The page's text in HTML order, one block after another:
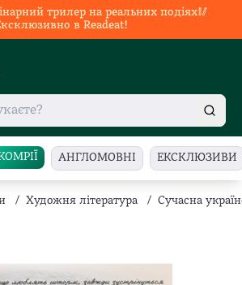
трилер на реальних подіях🥢
в Readeat!
АНГЛОМОВНІ ЕКСКЛЮЗИВИ
/ Художня література / Сучасна